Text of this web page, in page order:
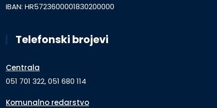
IBAN: HR5723600001830200000
Telefonski brojevi
Centrala
051 701 322, 051 680 114
Komunalno redarstvo